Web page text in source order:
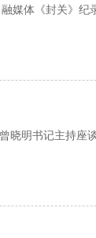
媒体《封关》纪
晓明书记主持座